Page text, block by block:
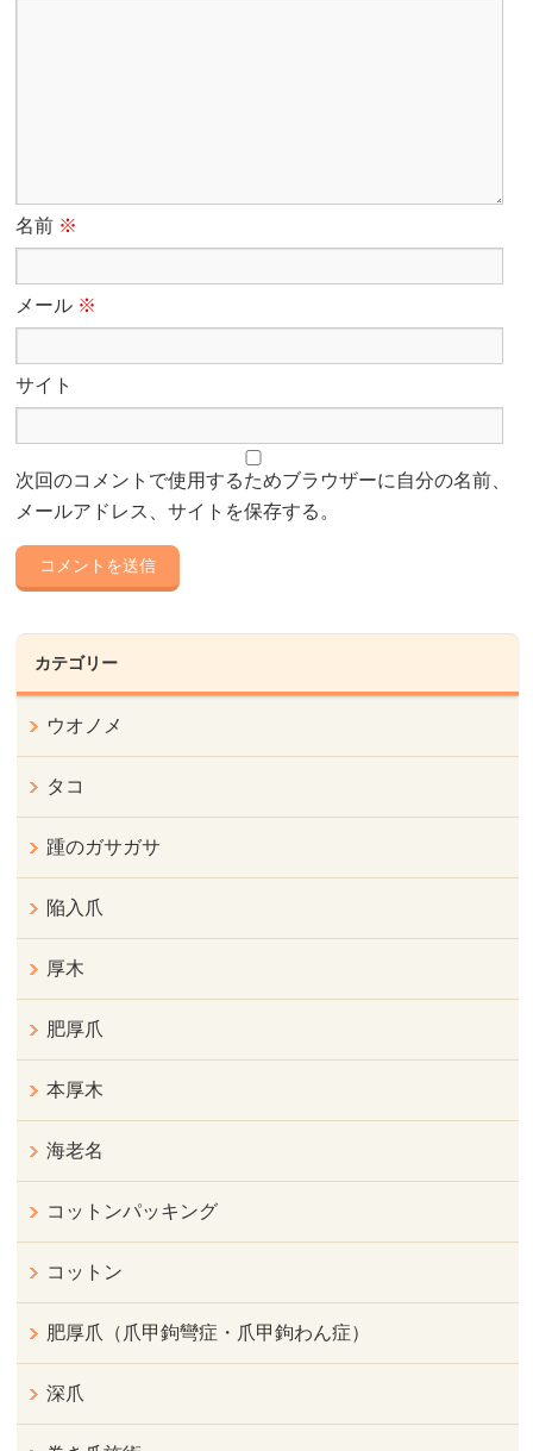
名前 ※
メール ※
サイト
次回のコメントで使用するためブラウザーに自分の名前、
メールアドレス、サイトを保存する。
カテゴリー
ウオノメ
タコ
踵のガサガサ
陥入爪
厚木
肥厚爪
本厚木
海老名
コットンパッキング
コットン
肥厚爪（爪甲鉤彎症・爪甲鉤わん症）
深爪